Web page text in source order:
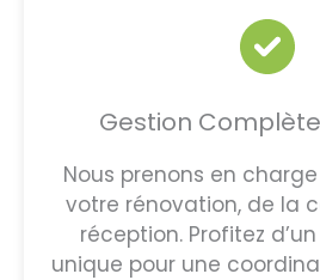
Gestion
Nous prenons en
votre rénovation, de la
réception. Profitez
unique pour une